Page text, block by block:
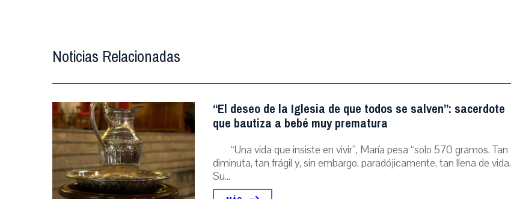
Noticias Relacionadas
“El deseo de la Iglesia de que todos se salven”: sacerdote
que bautiza a bebé muy prematura
“Una vida que insiste en vivir”, María pesa “solo 570 gramos. Tan
diminuta, tan frágil y, sin embargo, paradójicamente, tan llena de vida.
Su...